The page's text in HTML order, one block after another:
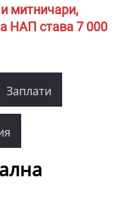
митничари,
НАП става 7 000
Заплати